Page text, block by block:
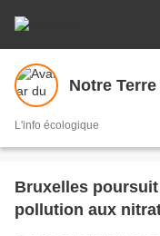
Notre Terre
L'info écologique
Bruxelles
pollution aux